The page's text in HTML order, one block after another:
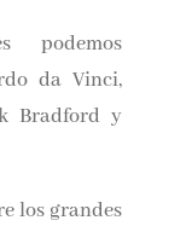
podemos
da Vinci,
Bradford y
los grandes